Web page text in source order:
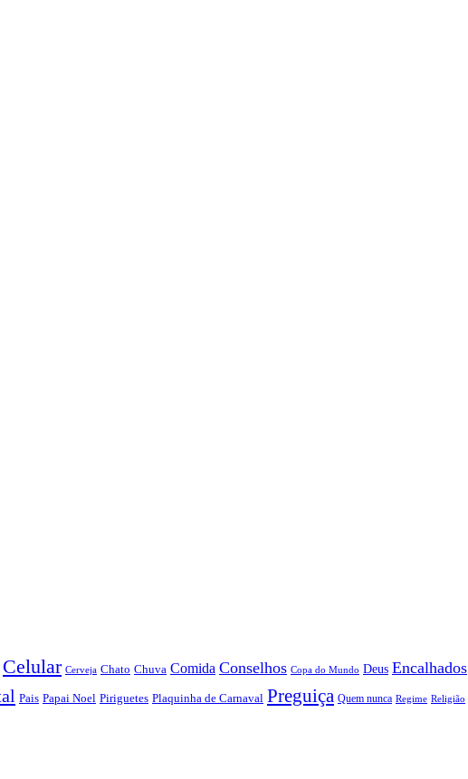
Celular Cerveja Chato Chuva Comida Conselhos Copa do Mundo Deus Encalhados
Pais Papai Noel Piriguetes Plaquinha de Carnaval Preguiça Quem nunca Regime Religião